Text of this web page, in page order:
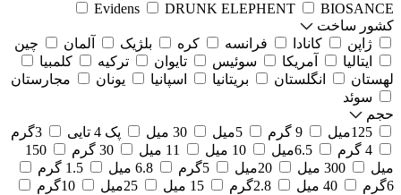
Evidens
DRUNK ELEPHENT
BIOSANCE
کشور ساخت
ژاپن
کانادا فرانسه کره بلژیک آلمان
چین
ایتالیا
آمریکا سوئیس تایوان ترکیه
کلمبیا
لهستان
انگلستان بریتانیا اسپانیا یونان
مجارستان
سوئد
حجم
125میل
9 گرم 5میل 30 میل پک 4 تایی
3گرم
4 گرم
6.5میل 10 میل 11 میل 30 گرم
150
میل
300 میل 20میل 5گرم 6.8 میل
1.5 گرم
6گرم
40 میل 2.8گرم 15 میل 25میل
10گرم